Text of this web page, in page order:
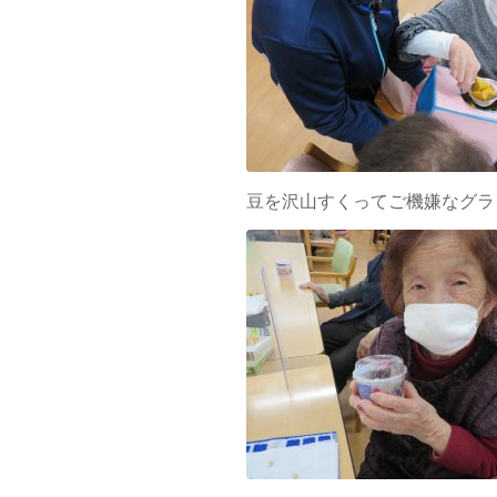
豆を沢山すくってご機嫌なグ